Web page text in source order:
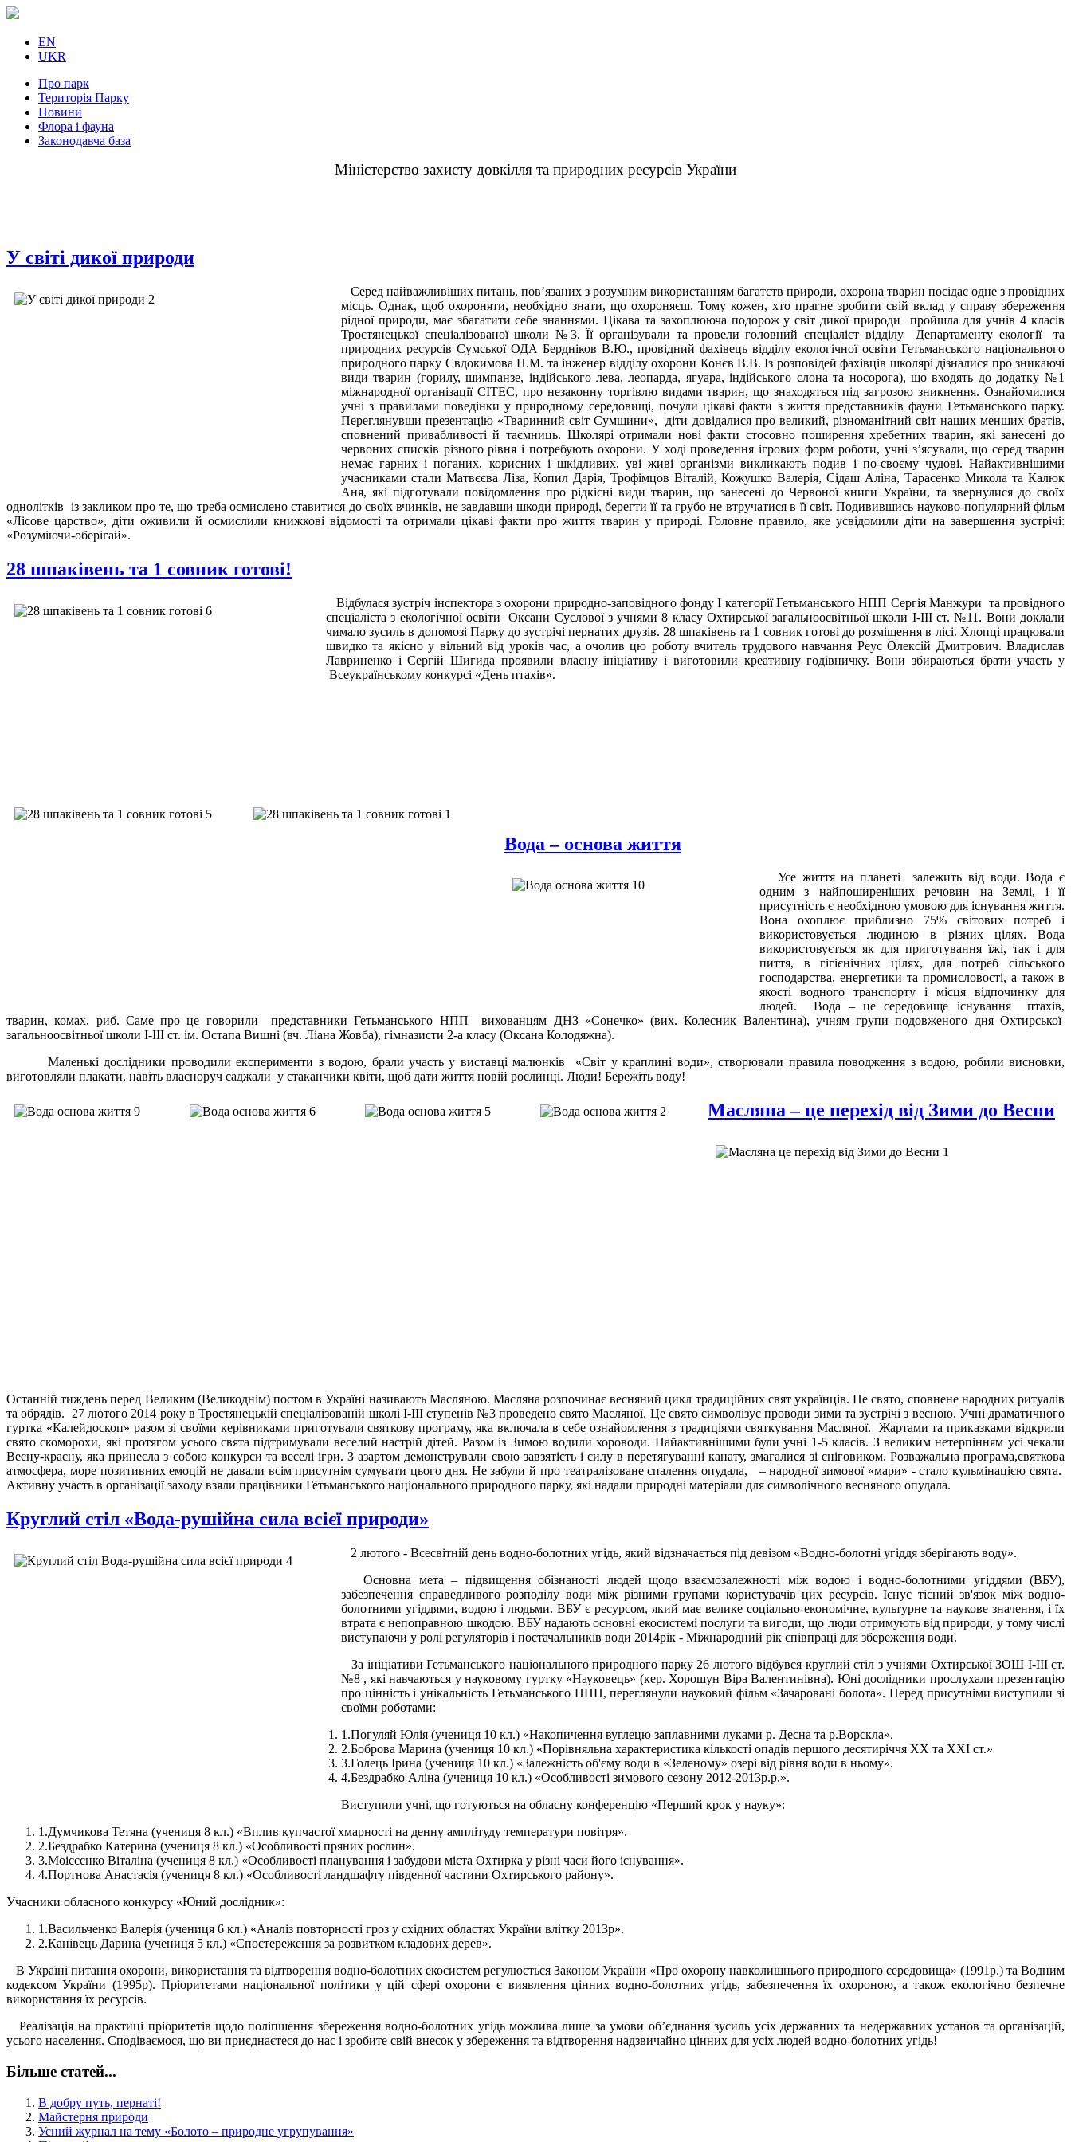
EN
UKR
Про парк
Територія Парку
Новини
Флора і фауна
Законодавча база
Міністерство захисту довкілля та природних ресурсів України
У світі дикої природи
Серед найважливіших питань, пов’язаних з розумним використанням багатств природи, охорона тварин посідає одне з провідних
місць. Однак, щоб охороняти, необхідно знати, що охороняєш. Тому кожен, хто прагне зробити свій вклад у справу збереження
рідної природи, має збагатити себе знаннями. Цікава та захоплююча подорож у світ дикої природи пройшла для учнів 4 класів
Тростянецької спеціалізованої школи №3. Її організували та провели головний спеціаліст відділу Департаменту екології та
природних ресурсів Сумської ОДА Бердніков В.Ю., провідний фахівець відділу екологічної освіти Гетьманського національного
природного парку Євдокимова Н.М. та інженер відділу охорони Конєв В.В. Із розповідей фахівців школярі дізналися про зникаючі
види тварин (горилу, шимпанзе, індійського лева, леопарда, ягуара, індійського слона та носорога), що входять до додатку №1
міжнародної організації СІТЕС, про незаконну торгівлю видами тварин, що знаходяться під загрозою зникнення. Ознайомилися
учні з правилами поведінки у природному середовищі, почули цікаві факти з життя представників фауни Гетьманського парку.
Переглянувши презентацію «Тваринний світ Сумщини», діти довідалися про великий, різноманітний світ наших менших братів,
сповнений привабливості й таємниць. Школярі отримали нові факти стосовно поширення хребетних тварин, які занесені до
червоних списків різного рівня і потребують охорони. У ході проведення ігрових форм роботи, учні з’ясували, що серед тварин
немає гарних і поганих, корисних і шкідливих, уві живі організми викликають подив і по-своєму чудові. Найактивнішими
учасниками стали Матвєєва Ліза, Копил Дарія, Трофімцов Віталій, Кожушко Валерія, Сідаш Аліна, Тарасенко Микола та Калюк
Аня, які підготували повідомлення про рідкісні види тварин, що занесені до Червоної книги України, та звернулися до своїх
однолітків із закликом про те, що треба осмислено ставитися до своїх вчинків, не завдавши шкоди природі, берегти її та грубо не втручатися в її світ. Подивившись науково-популярний фільм
«Лісове царство», діти оживили й осмислили книжкові відомості та отримали цікаві факти про життя тварин у природі. Головне правило, яке усвідомили діти на завершення зустрічі:
«Розуміючи-оберігай».
28 шпаківень та 1 совник готові!
Відбулася зустріч інспектора з охорони природно-заповідного фонду І категорії Гетьманського НПП Сергія Манжури та провідного
спеціаліста з екологічної освіти Оксани Суслової з учнями 8 класу Охтирської загальноосвітньої школи І-ІІІ ст. №11. Вони доклали
чимало зусиль в допомозі Парку до зустрічі пернатих друзів. 28 шпаківень та 1 совник готові до розміщення в лісі. Хлопці працювали
швидко та якісно у вільний від уроків час, а очолив цю роботу вчитель трудового навчання Реус Олексій Дмитрович. Владислав
Лавриненко і Сергій Шигида проявили власну ініціативу і виготовили креативну годівничку. Вони збираються брати участь у
Всеукраїнському конкурсі «День птахів».
Вода – основа життя
Усе життя на планеті залежить від води. Вода є
одним з найпоширеніших речовин на Землі, і її
присутність є необхідною умовою для існування життя.
Вона охоплює приблизно 75% світових потреб і
використовується людиною в різних цілях. Вода
використовується як для приготування їжі, так і для
пиття, в гігієнічних цілях, для потреб сільського
господарства, енергетики та промисловості, а також в
якості водного транспорту і місця відпочинку для
людей. Вода – це середовище існування птахів,
тварин, комах, риб. Саме про це говорили представники Гетьманського НПП вихованцям ДНЗ «Сонечко» (вих. Колесник Валентина), учням групи подовженого дня Охтирської
загальноосвітньої школи І-ІІІ ст. ім. Остапа Вишні (вч. Ліана Жовба), гімназисти 2-а класу (Оксана Колодяжна).
Маленькі дослідники проводили експерименти з водою, брали участь у виставці малюнків «Світ у краплині води», створювали правила поводження з водою, робили висновки,
виготовляли плакати, навіть власноруч саджали у стаканчики квіти, щоб дати життя новій рослинці. Люди! Бережіть воду!
Масляна – це перехід від Зими до Весни
Останній тиждень перед Великим (Великоднім) постом в Україні називають Масляною. Масляна розпочинає весняний цикл традиційних свят українців. Це свято, сповнене народних ритуалів
та обрядів. 27 лютого 2014 року в Тростянецькій спеціалізованій школі І-ІІІ ступенів №3 проведено свято Масляної. Це свято символізує проводи зими та зустрічі з весною. Учні драматичного
гуртка «Калейдоскоп» разом зі своїми керівниками приготували святкову програму, яка включала в себе ознайомлення з традиціями святкування Масляної. Жартами та приказками відкрили
свято скоморохи, які протягом усього свята підтримували веселий настрій дітей. Разом із Зимою водили хороводи. Найактивнішими були учні 1-5 класів. З великим нетерпінням усі чекали
Весну-красну, яка принесла з собою конкурси та веселі ігри. З азартом демонстрували свою завзятість і силу в перетягуванні канату, змагалися зі сніговиком. Розважальна програма,святкова
атмосфера, море позитивних емоцій не давали всім присутнім сумувати цього дня. Не забули й про театралізоване спалення опудала, – народної зимової «мари» - стало кульмінацією свята.
Активну участь в організації заходу взяли працівники Гетьманського національного природного парку, які надали природні матеріали для символічного весняного опудала.
Круглий стіл «Вода-рушійна сила всієї природи»
2 лютого - Всесвітній день водно-болотних угідь, який відзначається під девізом «Водно-болотні угіддя зберігають воду».
Основна мета – підвищення обізнаності людей щодо взаємозалежності між водою і водно-болотними угіддями (ВБУ),
забезпечення справедливого розподілу води між різними групами користувачів цих ресурсів. Існує тісний зв'язок між водно-
болотними угіддями, водою і людьми. ВБУ є ресурсом, який має велике соціально-економічне, культурне та наукове значення, і їх
втрата є непоправною шкодою. ВБУ надають основні екосистемі послуги та вигоди, що люди отримують від природи, у тому числі
виступаючи у ролі регуляторів і постачальників води 2014рік - Міжнародний рік співпраці для збереження води.
За ініціативи Гетьманського національного природного парку 26 лютого відбувся круглий стіл з учнями Охтирської ЗОШ І-ІІІ ст.
№8 , які навчаються у науковому гуртку «Науковець» (кер. Хорошун Віра Валентинівна). Юні дослідники прослухали презентацію
про цінність і унікальність Гетьманського НПП, переглянули науковий фільм «Зачаровані болота». Перед присутніми виступили зі
своїми роботами:
1.Погуляй Юлія (учениця 10 кл.) «Накопичення вуглецю заплавними луками р. Десна та р.Ворскла».
2.Боброва Марина (учениця 10 кл.) «Порівняльна характеристика кількості опадів першого десятиріччя ХХ та ХХІ ст.»
3.Голець Ірина (учениця 10 кл.) «Залежність об'єму води в «Зеленому» озері від рівня води в ньому».
4.Бездрабко Аліна (учениця 10 кл.) «Особливості зимового сезону 2012-2013р.р.».
Виступили учні, що готуються на обласну конференцію «Перший крок у науку»:
1.Думчикова Тетяна (учениця 8 кл.) «Вплив купчастої хмарності на денну амплітуду температури повітря».
2.Бездрабко Катерина (учениця 8 кл.) «Особливості пряних рослин».
3.Моісєєнко Віталіна (учениця 8 кл.) «Особливості планування і забудови міста Охтирка у різні часи його існування».
4.Портнова Анастасія (учениця 8 кл.) «Особливості ландшафту південної частини Охтирського району».
Учасники обласного конкурсу «Юний дослідник»:
1.Васильченко Валерія (учениця 6 кл.) «Аналіз повторності гроз у східних областях України влітку 2013р».
2.Канівець Дарина (учениця 5 кл.) «Спостереження за розвитком кладових дерев».
В Україні питання охорони, використання та відтворення водно-болотних екосистем регулюється Законом України «Про охорону навколишнього природного середовища» (1991р.) та Водним
кодексом України (1995р). Пріоритетами національної політики у цій сфері охорони є виявлення цінних водно-болотних угідь, забезпечення їх охороною, а також екологічно безпечне
використання їх ресурсів.
Реалізація на практиці пріоритетів щодо поліпшення збереження водно-болотних угідь можлива лише за умови об’єднання зусиль усіх державних та недержавних установ та організацій,
усього населення. Сподіваємося, що ви приєднаєтеся до нас і зробите свій внесок у збереження та відтворення надзвичайно цінних для усіх людей водно-болотних угідь!
Більше статей...
В добру путь, пернаті!
Майстерня природи
Усний журнал на тему «Болото – природне угрупування»